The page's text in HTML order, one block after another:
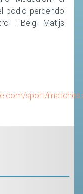
podio perdendo
i Belgi Matijs
sport/